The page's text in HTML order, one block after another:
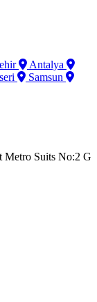
Antalya
Samsun
Suits No:2 G